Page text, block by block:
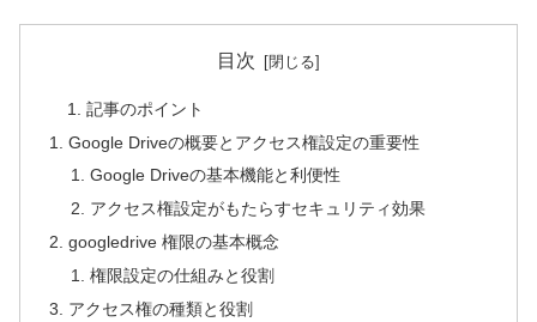
目次
記事のポイント
Google Driveの概要とアクセス権設定の重要性
Google Driveの基本機能と利便性
アクセス権設定がもたらすセキュリティ効果
googledrive 権限の基本概念
権限設定の仕組みと役割
アクセス権の種類と役割